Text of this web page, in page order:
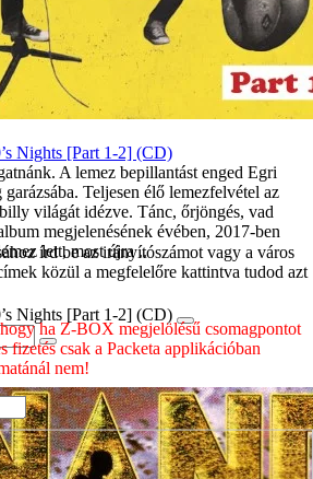
Nights [Part 1-2] (CD)
A lemez bepillantást enged Egri
Teljesen élő lemezfelvétel az
világát idézve. Tánc, őrjöngés, vad
megjelenésének évében, 2017-ben
lett, most újra ..
Nights [Part 1-2] (CD)
írd be az irányítószámot vagy a város
közül a megfelelőre kattintva tudod azt
ha Z-BOX megjelölésű csomagpontot
fizetés csak a Packeta applikációban
nem!